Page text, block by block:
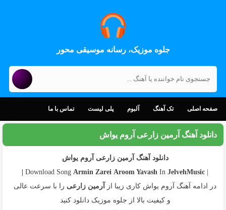
جلوه موزیک، رسانه موسیقی محور
صفحه اصلی تک آهنگ آلبوم پلی لیست تماس با ما
دانلود آهنگ آرمین زارعی آروم یواش
دانلود آهنگ آرمین زارعی آروم یواش
Armin Zarei Aroom Yavash InJelvehMusic |
در ادامه آهنگ آروم یواش کاری زیبا از
آرمین زارعی را با سرعت عالی
و کیفیت بالا از جلوه موزیک دانلود کنید